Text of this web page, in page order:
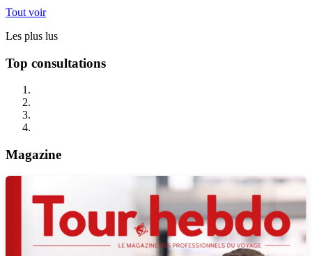
Tout voir
Les plus lus
Top consultations
Magazine